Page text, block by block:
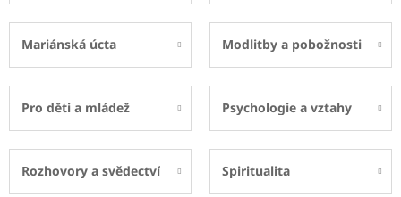
Mariánská úcta Modlitby a pobožnosti
Pro děti a mládež Psychologie a vztahy
Rozhovory a svědectví Spiritualita